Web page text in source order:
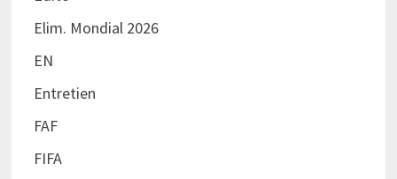
Elim. Mondial 2026
EN
Entretien
FAF
FIFA